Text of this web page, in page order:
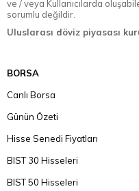
ve / veya Kullanıcılarda
sorumlu değildir.
Uluslarası döviz piyasası
BORSA
Canlı Borsa
Günün Özeti
Hisse Senedi Fiyatları
BIST 30 Hisseleri
BIST 50 Hisseleri